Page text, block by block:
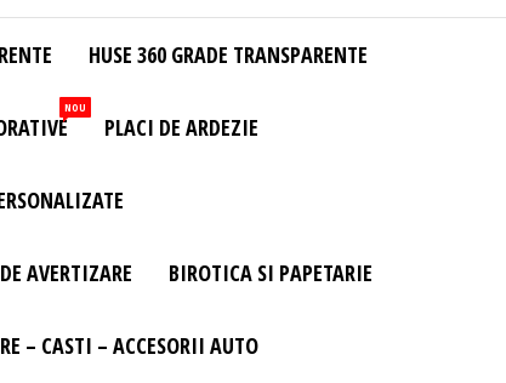
HUSE 360 GRADE TRANSPARENTE
NOU
PLACI DE ARDEZIE
AVERTIZARE BIROTICA SI PAPETARIE
– CASTI – ACCESORII AUTO